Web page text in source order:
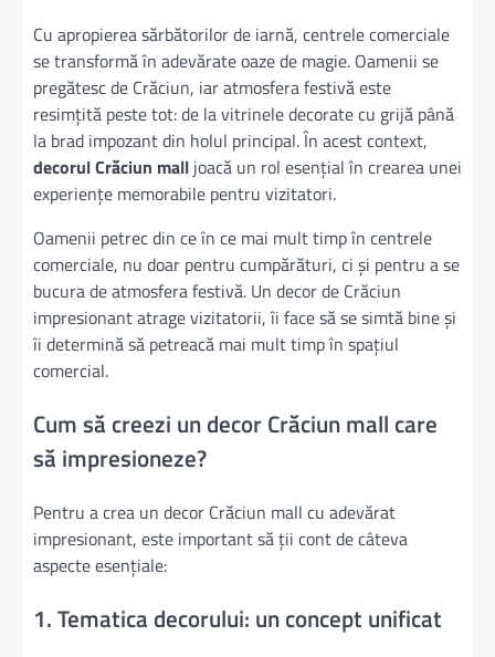
Cu apropierea sărbătorilor de iarnă, centrele comerciale
se transformă în adevărate oaze de magie. Oamenii se
pregătesc de Crăciun, iar atmosfera festivă este
resimțită peste tot: de la vitrinele decorate cu grijă până
la brad impozant din holul principal. În acest context,
decorul Crăciun mall joacă un rol esențial în crearea unei
experiențe memorabile pentru vizitatori.
Oamenii petrec din ce în ce mai mult timp în centrele
comerciale, nu doar pentru cumpărături, ci și pentru a se
bucura de atmosfera festivă. Un decor de Crăciun
impresionant atrage vizitatorii, îi face să se simtă bine și
îi determină să petreacă mai mult timp în spațiul
comercial.
Cum să creezi un decor Crăciun mall care
să impresioneze?
Pentru a crea un decor Crăciun mall cu adevărat
impresionant, este important să ții cont de câteva
aspecte esențiale:
1. Tematica decorului: un concept unificat